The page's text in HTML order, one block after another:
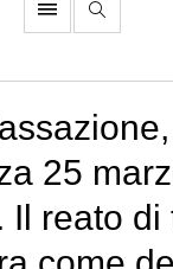
25
Il reato di